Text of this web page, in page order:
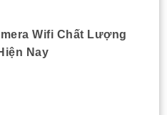
Wifi Chất Lượng
Nay